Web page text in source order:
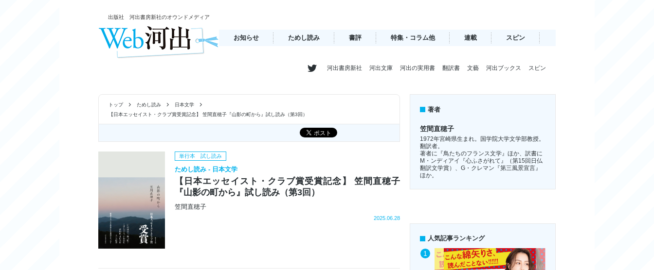
出版社 河出書房新社のオウンドメディア
お知らせ ためし読み 書評 特集・コラム他 連載 スピン
河出書房新社 河出文庫 河出の実用書 翻訳書 文藝 河出ブックス スピン
トップ ためし読み
日本文学
【日本エッセイスト・クラブ賞受賞記念】 笠間直穂子『山影の町から』試し読み（第3回）
単行本 試し読み
ためし読み - 日本文学
【日本エッセイスト・クラブ賞受賞記念】 笠間直穂子
『山影の町から』試し読み（第3回）
笠間直穂子
2025.06.28
著者
笠間直穂子
1972年宮崎県生まれ。国学院大学文学部教授。
翻訳者。
著者に『鳥たちのフランス文学』ほか、訳書に
M・ンディアイ『心ふさがれて』（第15回日仏
翻訳文学賞）、G・クレマン『第三風景宣言』
ほか。
人気記事ランキング